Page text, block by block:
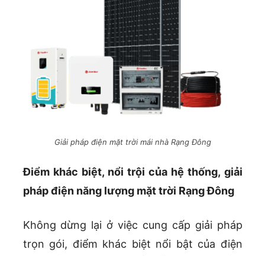
Giải pháp điện mặt trời mái nhà Rạng Đông
Điểm khác biệt, nổi trội của hệ thống, giải
pháp điện năng lượng mặt trời Rạng Đông
Không dừng lại ở việc cung cấp giải pháp
trọn gói, điểm khác biệt nổi bật của điện